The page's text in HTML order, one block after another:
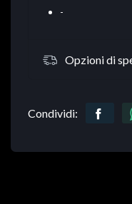
-
Opzioni di
Condividi: